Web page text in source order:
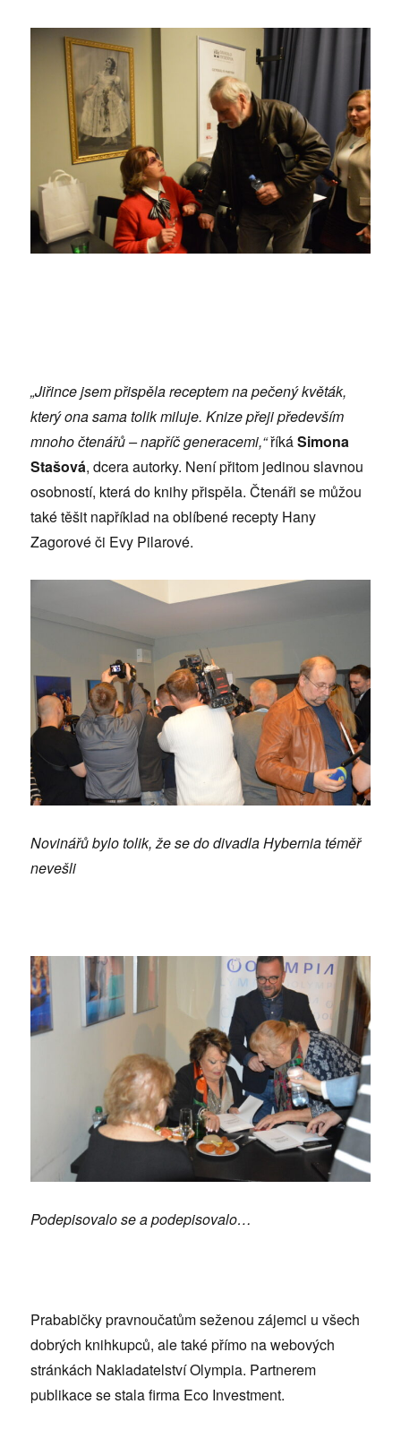
„Jiřince jsem přispěla receptem na pečený květák,
který ona sama tolik miluje. Knize přeji především
mnoho čtenářů – napříč generacemi,“říkáSimona
Stašová, dcera autorky. Není přitom jedinou slavnou
osobností, která do knihy přispěla. Čtenáři se můžou
také těšit například na oblíbené recepty Hany
Zagorové či Evy Pilarové.
Novinářů bylo tolik, že se do divadla Hybernia téměř
nevešli
Podepisovalo se a podepisovalo…
Prababičky pravnoučatům seženou zájemci u všech
dobrých knihkupců, ale také přímo na webových
stránkách Nakladatelství Olympia. Partnerem
publikace se stala firma Eco Investment.